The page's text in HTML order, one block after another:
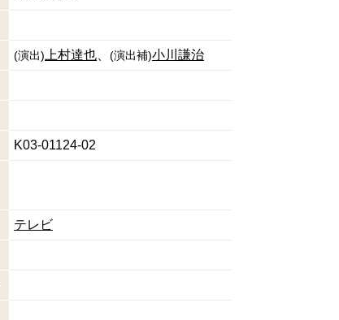
(演出) 上村達也 (演出補)小川謙治
K03-01124-02
テレビ